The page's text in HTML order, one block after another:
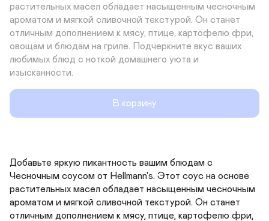
растительных масел обладает насыщенным чесночным
ароматом и мягкой сливочной текстурой. Он станет
отличным дополнением к мясу, птице, картофелю фри,
овощам и блюдам на гриле. Подчеркните вкус ваших
любимых блюд с ноткой домашнего уюта и
изысканности.
В корзину
Добавьте яркую пикантность вашим блюдам с
Чесночным соусом от Hellmann's. Этот соус на основе
растительных масел обладает насыщенным чесночным
ароматом и мягкой сливочной текстурой. Он станет
отличным дополнением к мясу, птице, картофелю фри,